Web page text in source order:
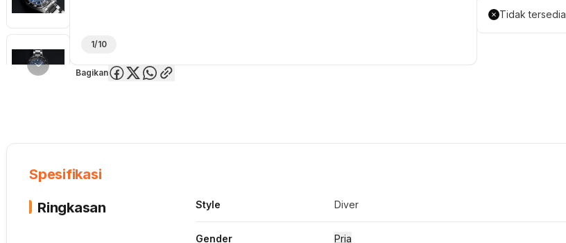
1/10
Bagikan
Tidak tersedia
Spesifikasi
Ringkasan
Style Diver
Gender Pria